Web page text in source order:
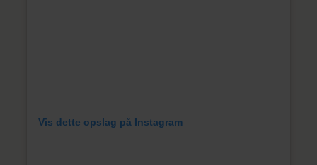
Vis dette opslag på Instagram